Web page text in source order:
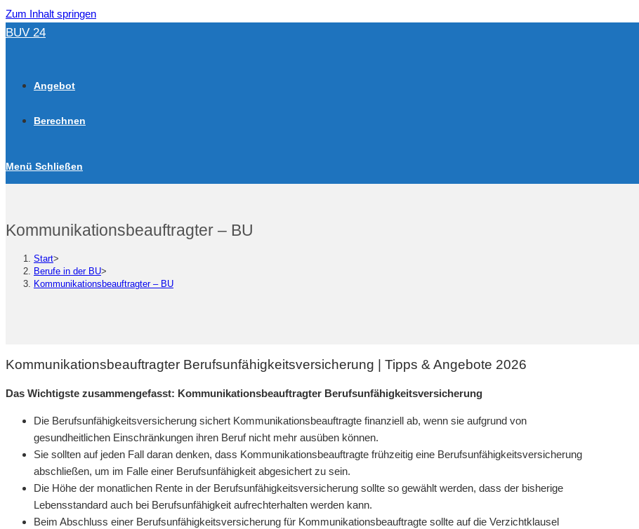
Zum Inhalt springen
BUV 24
Angebot
Berechnen
Menü Schließen
Kommunikationsbeauftragter – BU
Start>
Berufe in der BU>
Kommunikationsbeauftragter – BU
Kommunikationsbeauftragter Berufsunfähigkeitsversicherung | Tipps & Angebote 2026
Das Wichtigste zusammengefasst: Kommunikationsbeauftragter Berufsunfähigkeitsversicherung
Die Berufsunfähigkeitsversicherung sichert Kommunikationsbeauftragte finanziell ab, wenn sie aufgrund von
gesundheitlichen Einschränkungen ihren Beruf nicht mehr ausüben können.
Sie sollten auf jeden Fall daran denken, dass Kommunikationsbeauftragte frühzeitig eine Berufsunfähigkeitsversicherung
abschließen, um im Falle einer Berufsunfähigkeit abgesichert zu sein.
Die Höhe der monatlichen Rente in der Berufsunfähigkeitsversicherung sollte so gewählt werden, dass der bisherige
Lebensstandard auch bei Berufsunfähigkeit aufrechterhalten werden kann.
Beim Abschluss einer Berufsunfähigkeitsversicherung für Kommunikationsbeauftragte sollte auf die Verzichtklausel